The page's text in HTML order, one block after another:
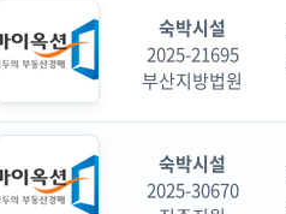
숙박시설
2025-21695
부산지방법원
숙박시설
2025-30670